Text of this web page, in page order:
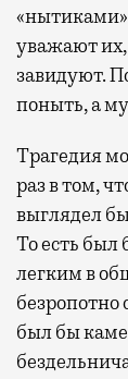
«нытиками»
уважают их,
завидуют.
поныть, а
Трагедия
раз в том,
выглядел
То есть был
легким в
безропотно
был бы